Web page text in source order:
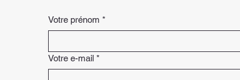
Votre prénom *
Votre e-mail *